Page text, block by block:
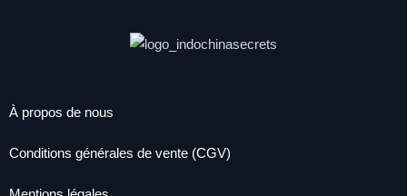
À propos de nous
Conditions générales de vente (CGV)
Instagram